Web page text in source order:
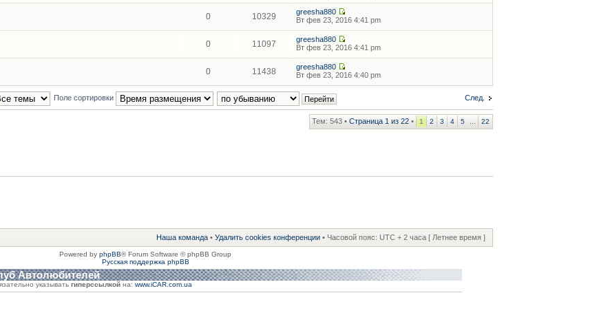
0 10329
greesha880
Вт фев 23, 2016 4:41 pm
0 11097
greesha880
Вт фев 23, 2016 4:41 pm
0 11438
greesha880
Вт фев 23, 2016 4:40 pm
След.
Поле сортировки
Тем: 543 • Страница 1 из 22 • 1 2 3 4 5 22
Наша команда • Удалить cookies конференции • Часовой пояс: UTC + 2 часа [ Летнее время ]
Powered by phpBB® Forum Software © phpBB Group
Русская поддержка phpBB
Автолюбителей
указывать гиперссылкой на: www.iCAR.com.ua